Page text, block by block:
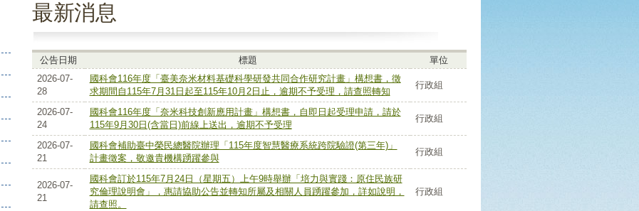
最新消息
公告日期 標題
單位
2026-07-
28
國科會116年度「臺美奈米材料基礎科學研發共同合作研究計畫」構想書，徵
求期間自115年7月31日起至115年10月2日止，逾期不予受理，請查照轉知
行政組
2026-07-
24
國科會116年度「奈米科技創新應用計畫」構想書，自即日起受理申請，請於
115年9月30日(含當日)前線上送出，逾期不予受理
行政組
2026-07-
21
國科會補助臺中榮民總醫院辦理「115年度智慧醫療系統跨院驗證(第三年)」
計畫徵案，敬邀貴機構踴躍參與
行政組
2026-07-
21
國科會訂於115年7月24日（星期五）上午9時舉辦「培力與實踐：原住民族研
究倫理說明會」，惠請協助公告並轉知所屬及相關人員踴躍參加，詳如說明，
請查照。
行政組